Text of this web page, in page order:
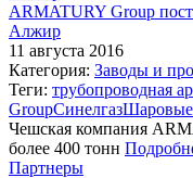
ARMATURY Group
Алжир
11 августа 2016
Категория: Заводы и
Теги: трубопроводная
GroupСинелгаз
Чешская компания
более 400 тонн
Партнеры